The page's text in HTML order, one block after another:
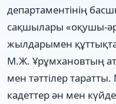
департаментінің
сақшылары «оқушы-
жылдарымен
М.Ж. Ұрұмхановтың
мен тәттілер
кадеттер ән мен